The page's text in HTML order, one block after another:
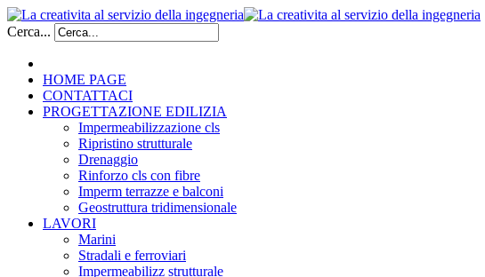
Cerca...
HOME PAGE
CONTATTACI
PROGETTAZIONE EDILIZIA
Impermeabilizzazione cls
Ripristino strutturale
Drenaggio
Rinforzo cls con fibre
Imperm terrazze e balconi
Geostruttura tridimensionale
LAVORI
Marini
Stradali e ferroviari
Impermeabilizz strutturale